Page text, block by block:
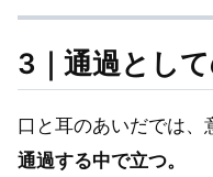
3｜通過とし
口と耳のあいだでは、
通過する中で立つ。